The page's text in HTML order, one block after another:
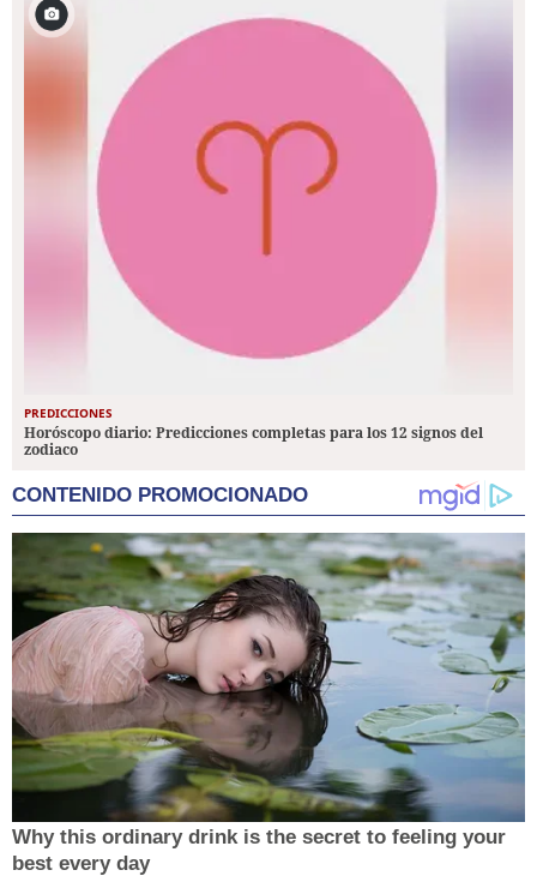
PREDICCIONES
Horóscopo diario: Predicciones completas para los 12 signos del
zodiaco
CONTENIDO PROMOCIONADO
Why this ordinary drink is the secret to feeling your
best every day